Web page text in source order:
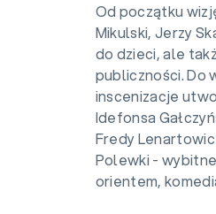
Od początku
Mikulski, Jerzy
do dzieci, ale
publiczności. Do
inscenizacje
Idefonsa
Fredy
Polewki -
orientem,